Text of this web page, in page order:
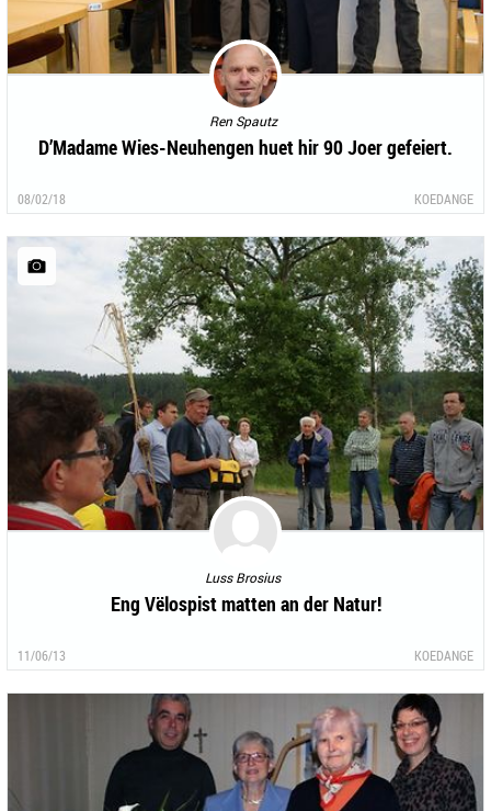
Ren Spautz
D’Madame Wies-Neuhengen huet hir 90 Joer gefeiert.
08/02/18 KOEDANGE
Luss Brosius
Eng Vëlospist matten an der Natur!
11/06/13 KOEDANGE